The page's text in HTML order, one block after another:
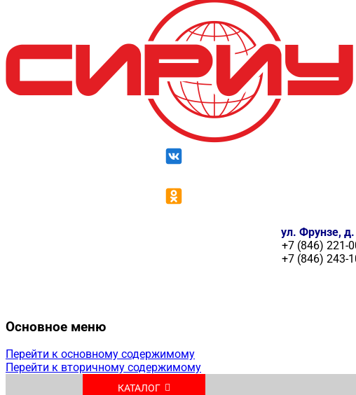
ул. Фрунзе,
+7 (846) 221-
+7 (846) 243-
Основное меню
Перейти к основному содержимому
Перейти к вторичному содержимому
КАТАЛОГ